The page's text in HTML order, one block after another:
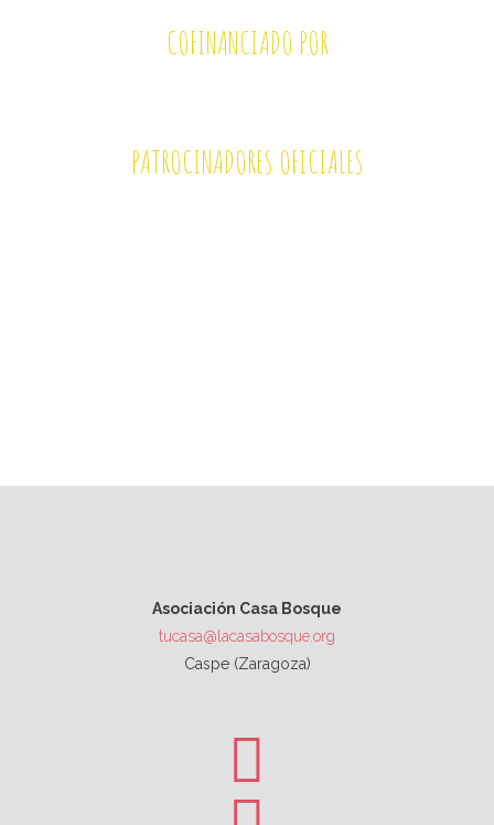
COFINANCIADO POR
PATROCINADORES OFICIALES
Asociación Casa Bosque
tucasa@lacasabosque.org
Caspe (Zaragoza)